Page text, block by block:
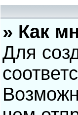
» Как
Для